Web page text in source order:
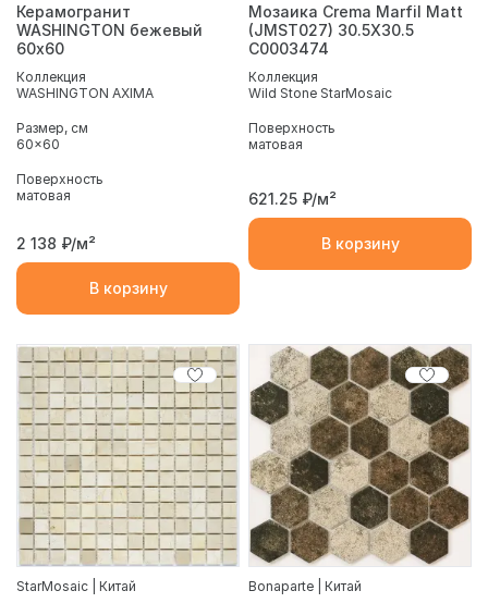
Керамогранит
WASHINGTON бежевый
60х60
Коллекция
WASHINGTON AXIMA
Размер, см
60x60
Поверхность
матовая
2 138 ₽/м²
В корзину
Мозаика Crema Marfil Matt
(JMST027) 30.5X30.5
С0003474
Коллекция
Wild Stone StarMosaic
Поверхность
матовая
621.25 ₽/м²
В корзину
StarMosaic | Китай Bonaparte | Китай